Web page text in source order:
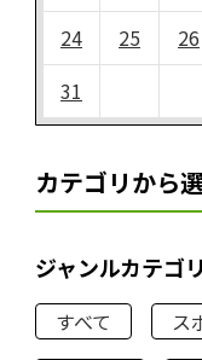
24
25 26
31
カテゴリから
ジャンルカテゴリ
すべて ス